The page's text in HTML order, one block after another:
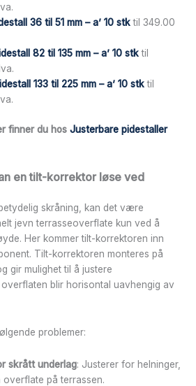
36 til 51 mm – a’ 10 stktil 349.00
82 til 135 mm – a’ 10 stk til
133 til 225 mm – a’ 10 stktil
finner du hos Justerbare pidestaller
en tilt-korrektor løse ved
skråning, kan det være
jevn terrasseoverflate kun ved å
Her kommer tilt-korrektoren inn
Tilt-korrektoren monteres på
gir mulighet til å justere
blir horisontal uavhengig av
problemer:
skrått underlag: Justerer for helninger,
overflate på terrassen.